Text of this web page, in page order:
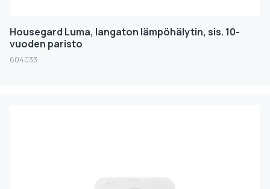
Housegard Luma, langaton lämpöhälytin, sis. 10-
vuoden paristo
604033